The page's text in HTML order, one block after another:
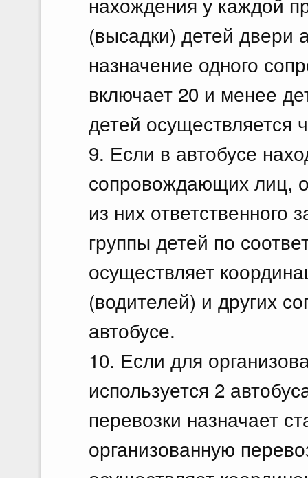
(высадки) детей двери
назначение одного
включает 20 и менее
детей осуществляется
9. Если в автобусе
сопровождающих лиц,
из них ответственного
группы детей по
осуществляет
(водителей) и других
автобусе.
10. Если для
используется 2
перевозки назначает
организованную